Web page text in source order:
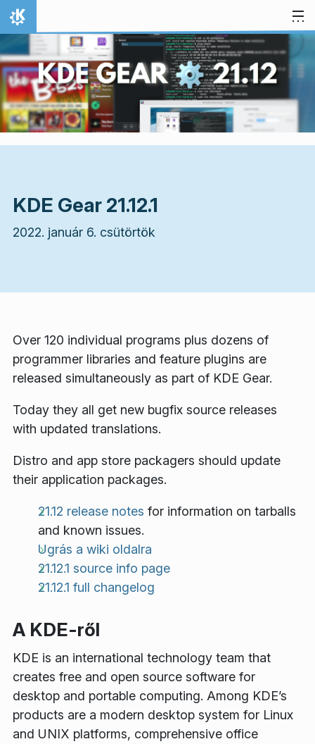
Ugrás a tartalomhoz
Kezdőlap
KDE Gear 21.12.1
2022. január 6. csütörtök
Over 120 individual programs plus dozens of
programmer libraries and feature plugins are
released simultaneously as part of KDE Gear.
Today they all get new bugfix source releases
with updated translations.
Distro and app store packagers should update
their application packages.
21.12 release notes for information on tarballs
and known issues.
Ugrás a wiki oldalra
21.12.1 source info page
21.12.1 full changelog
A KDE-ről
KDE is an international technology team that
creates free and open source software for
desktop and portable computing. Among KDE’s
products are a modern desktop system for Linux
and UNIX platforms, comprehensive office